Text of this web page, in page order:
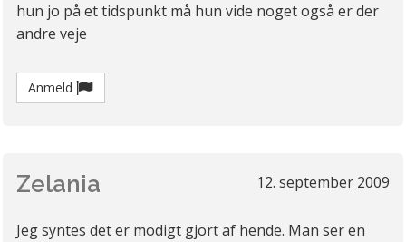
hun jo på et tidspunkt må hun vide noget også er der
andre veje
Anmeld
12. september 2009
Zelania
Jeg syntes det er modigt gjort af hende. Man ser en